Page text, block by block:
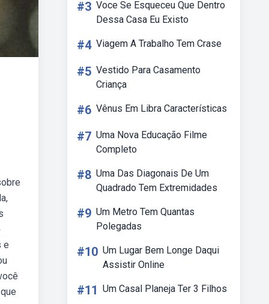
e
#3 Voce Se Esqueceu Que Dentro
Dessa Casa Eu Existo
#4 Viagem A Trabalho Tem Crase
#5 Vestido Para Casamento
Criança
#6 Vênus Em Libra Características
#7 Uma Nova Educação Filme
Completo
#8 Uma Das Diagonais De Um
Quadrado Tem Extremidades
#9 Um Metro Tem Quantas
Polegadas
#10 Um Lugar Bem Longe Daqui
Assistir Online
#11 Um Casal Planeja Ter 3 Filhos